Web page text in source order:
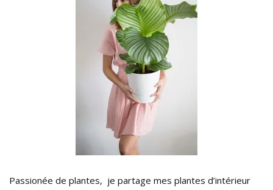
Passionée de plantes, je partage mes plantes d’intérieur